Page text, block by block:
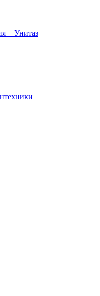
+ Унитаз